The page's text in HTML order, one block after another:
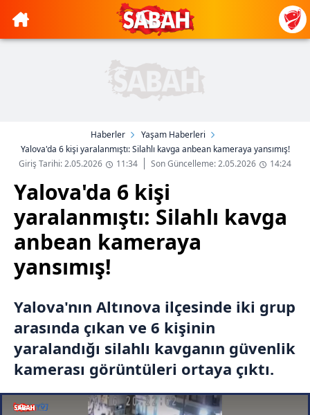
Haberler
Yaşam Haberleri
Yalova'da 6 kişi yaralanmıştı: Silahlı kavga anbean kameraya yansımış!
Giriş Tarihi: 2.05.2026
11:34 Son Güncelleme: 2.05.2026 14:24
Yalova'da 6 kişi
yaralanmıştı: Silahlı kavga
anbean kameraya
yansımış!
Yalova'nın Altınova ilçesinde iki grup
arasında çıkan ve 6 kişinin
yaralandığı silahlı kavganın güvenlik
kamerası görüntüleri ortaya çıktı.